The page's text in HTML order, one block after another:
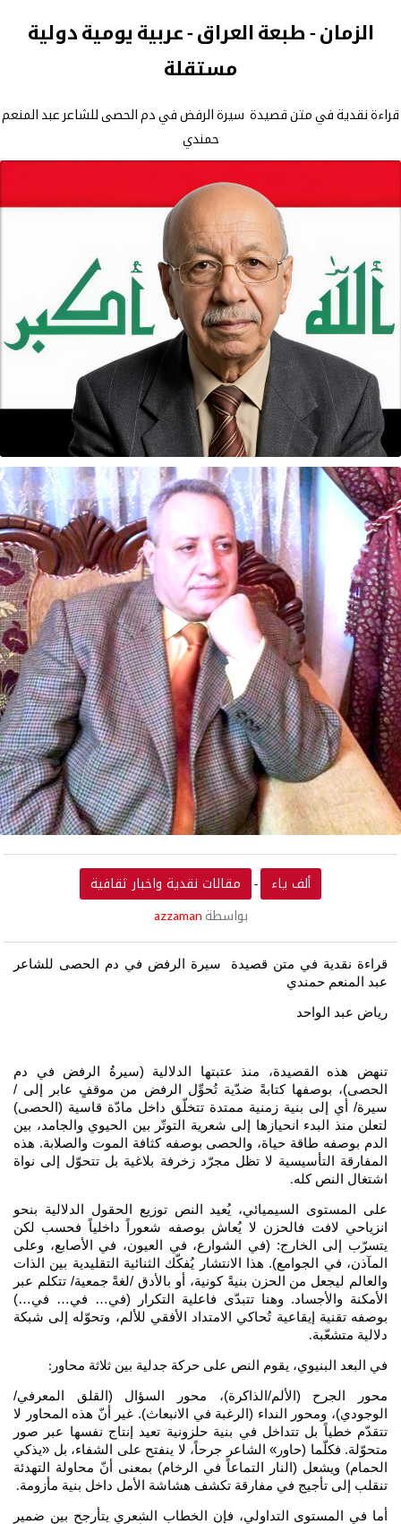
الزمان - طبعة العراق - عربية يومية دولية
مستقلة
قراءة نقدية في متن قصيدة سيرة الرفض في دم الحصى للشاعر عبد المنعم
حمندي
ألف ياء - مقالات نقدية واخبار ثقافية
بواسطة azzaman
قراءة نقدية في متن قصيدة
سيرة الرفض في دم الحصى للشاعر
عبد المنعم حمندي
رياض عبد الواحد
تنهض هذه القصيدة، منذ عتبتها الدلالية (سيرةُ الرفض في دم
الحصى)، بوصفها كتابةً ضدّية تُحوِّل الرفض من موقفٍ عابر إلى /
سيرة/ أي إلى بنية زمنية ممتدة تتخلّق داخل مادّة قاسية (الحصى)
لتعلن منذ البدء انحيازها إلى شعرية التوتّر بين الحيوي والجامد، بين
الدم بوصفه طاقة حياة، والحصى بوصفه كثافة الموت والصلابة. هذه
المفارقة التأسيسية لا تظل مجرّد زخرفة بلاغية بل تتحوّل إلى نواة
اشتغال النص كله.
على المستوى السيميائي، يُعيد النص توزيع الحقول الدلالية بنحو
انزياحي لافت فالحزن لا يُعاش بوصفه شعوراً داخلياً فحسب لكن
يتسرّب إلى الخارج: (في الشوارع، في العيون، في الأصابع، وعلى
المآذن، في الجوامع). هذا الانتشار يُفكّك الثنائية التقليدية بين الذات
والعالم ليجعل من الحزن بنيةً كونية، أو بالأدق /لغةً جمعية/ تتكلم عبر
الأمكنة والأجساد. وهنا تتبدّى فاعلية التكرار (في… في… في…)
بوصفه تقنية إيقاعية تُحاكي الامتداد الأفقي للألم، وتحوّله إلى شبكة
دلالية متشعّبة.
في البعد البنيوي، يقوم النص على حركة جدلية بين ثلاثة محاور :
محور الجرح (الألم/الذاكرة)، محور السؤال (القلق المعرفي/
الوجودي)، ومحور النداء (الرغبة في الانبعاث). غير أنّ هذه المحاور لا
تتقدّم خطياً بل تتداخل في بنية حلزونية تعيد إنتاج نفسها عبر صور
متحوّلة. فكلّما (حاور» الشاعر جرحاً، لا ينفتح على الشفاء، بل «يذكي
الحمام) ويشعل (النار التماعاً في الرخام) بمعنى أنّ محاولة التهدئة
تنقلب إلى تأجيج في مفارقة تكشف هشاشة الأمل داخل بنية مأزومة.
أما في المستوى التداولي، فإن الخطاب الشعري يتأرجح بين ضمير